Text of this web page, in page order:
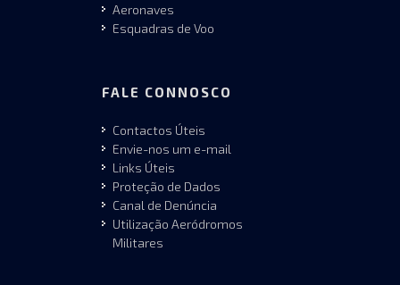
Aeronaves
Esquadras de Voo
FALE CONNOSCO
Contactos Úteis
Envie-nos um e-mail
Links Úteis
Proteção de Dados
Canal de Denúncia
Utilização Aeródromos
Militares